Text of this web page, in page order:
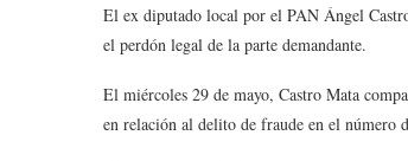
El ex diputado local por el PAN Ángel
el perdón legal de la parte demandante.
El miércoles 29 de mayo, Castro Mata
en relación al delito de fraude en el número